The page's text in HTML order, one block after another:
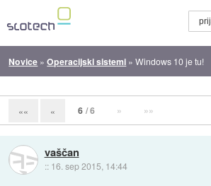
Novice »Operacijski sistemi »Windows 10 je tu!
«« « 6 / 6 » »»
vaščan
:: 16. sep 2015, 14:44